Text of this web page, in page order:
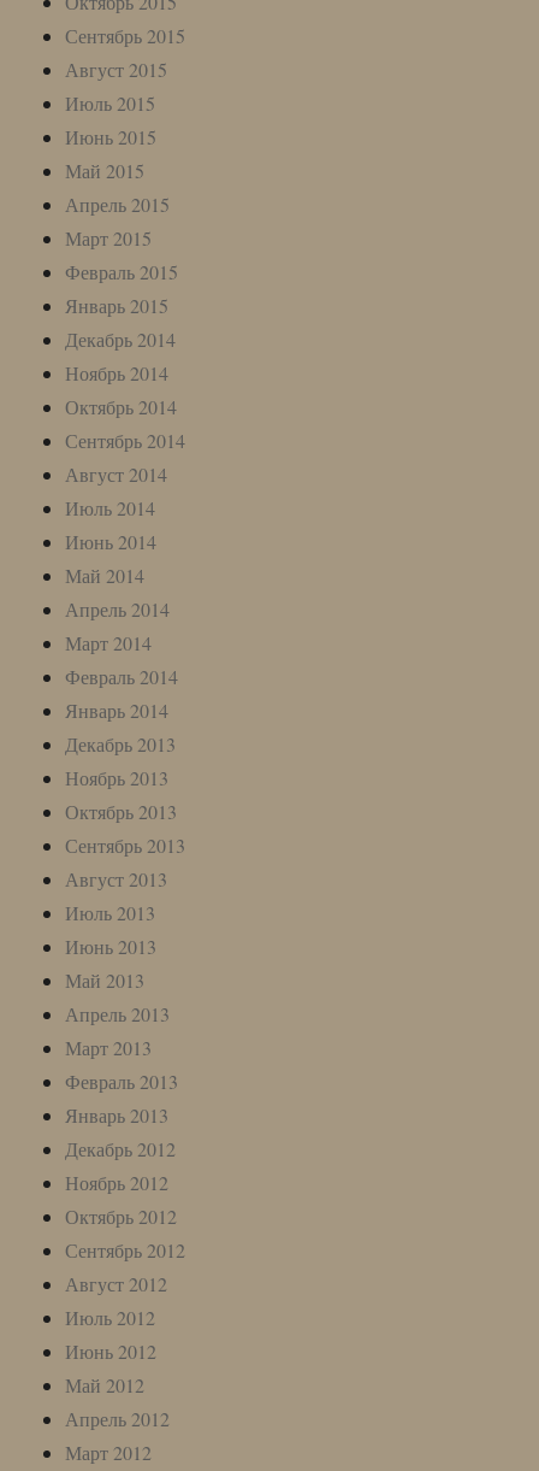
Сентябрь 2015
Август 2015
Июль 2015
Июнь 2015
Май 2015
Апрель 2015
Март 2015
Февраль 2015
Январь 2015
Декабрь 2014
Ноябрь 2014
Октябрь 2014
Сентябрь 2014
Август 2014
Июль 2014
Июнь 2014
Май 2014
Апрель 2014
Март 2014
Февраль 2014
Январь 2014
Декабрь 2013
Ноябрь 2013
Октябрь 2013
Сентябрь 2013
Август 2013
Июль 2013
Июнь 2013
Май 2013
Апрель 2013
Март 2013
Февраль 2013
Январь 2013
Декабрь 2012
Ноябрь 2012
Октябрь 2012
Сентябрь 2012
Август 2012
Июль 2012
Июнь 2012
Май 2012
Апрель 2012
Март 2012